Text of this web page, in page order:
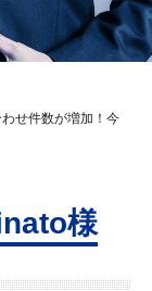
せ件数が増加！今
様